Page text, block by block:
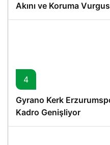
Akını ve Koruma
4
Gyrano Kerk
Kadro Genişliyor